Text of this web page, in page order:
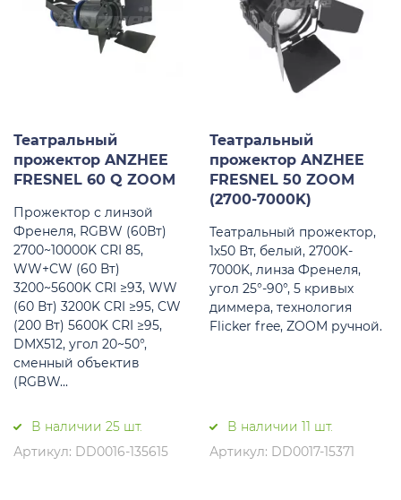
Театральный
прожектор ANZHEE
FRESNEL 60 Q ZOOM
Прожектор с линзой
Френеля, RGBW (60Вт)
2700~10000K CRI 85,
WW+CW (60 Вт)
3200~5600K CRI ≥93, WW
(60 Вт) 3200K CRI ≥95, CW
(200 Вт) 5600K CRI ≥95,
DMX512, угол 20~50°,
сменный объектив
(RGBW...
В наличии 25 шт.
Артикул: DD0016-135615
Театральный
прожектор ANZHEE
FRESNEL 50 ZOOM
(2700-7000K)
Театральный прожектор,
1х50 Вт, белый, 2700K-
7000K, линза Френеля,
угол 25°-90°, 5 кривых
диммера, технология
Flicker free, ZOOM ручной.
В наличии 11 шт.
Артикул: DD0017-15371